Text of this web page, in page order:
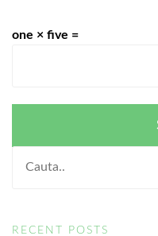
one × five =
RECENT POSTS